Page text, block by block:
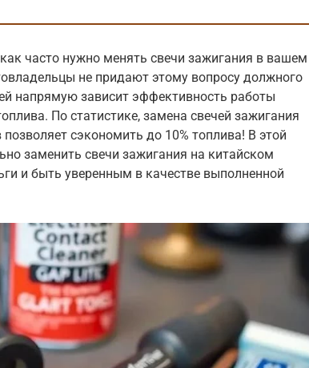
часто нужно менять свечи зажигания в вашем
не придают этому вопросу должного
напрямую зависит эффективность работы
По статистике, замена свечей зажигания
сэкономить до 10% топлива! В этой
заменить свечи зажигания на китайском
и быть уверенным в качестве выполненной